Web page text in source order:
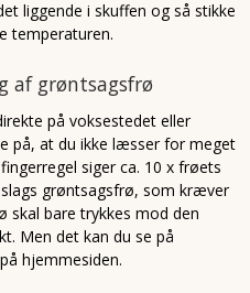
liggende i skuffen og så stikke
temperaturen.
af grøntsagsfrø
på voksestedet eller
på, at du ikke læsser for meget
siger ca. 10 x frøets
grøntsagsfrø, som kræver
skal bare trykkes mod den
Men det kan du se på
hjemmesiden.